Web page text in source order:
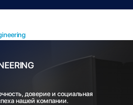
доверие и социальная
нашей компании.